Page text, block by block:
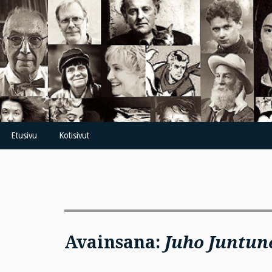
Skip
to
content
Etusivu Kotisivut
Avainsana: Juho